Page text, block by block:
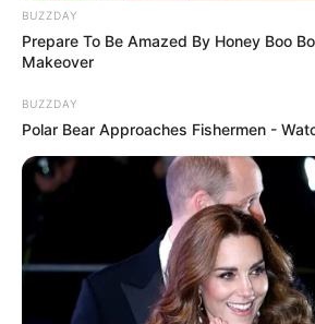
Serem! 9 Chat Ojek Online &
BUZZDAY
Prepare To Be Amazed By Honey Boo
Makeover
BUZZDAY
Polar Bear Approaches Fishermen -